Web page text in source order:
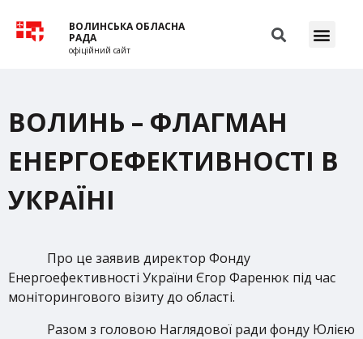
ВОЛИНСЬКА ОБЛАСНА
РАДА
офіційний сайт
ВОЛИНЬ – ФЛАГМАН
ЕНЕРГОЕФЕКТИВНОСТІ В
УКРАЇНІ
Про це заявив директор Фонду
Енергоефективності України Єгор Фаренюк під час
моніторингового візиту до області.
Разом з головою Наглядової ради фонду Юлією